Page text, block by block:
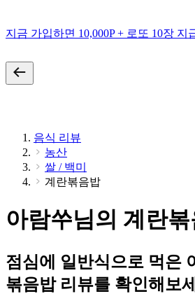
지금 가입하면 10,000P + 로또 10장 지
음식 리뷰
농산
쌀 / 백미
계란볶음밥
아람쑤님의 계란
점심에 일반식으로 먹은
볶음밥 리뷰를 확인해보